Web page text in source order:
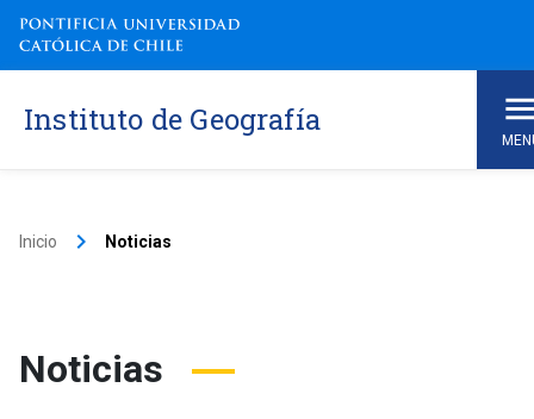
Instituto de Geografía
Inicio keyboard_arrow_right Noticias
Noticias